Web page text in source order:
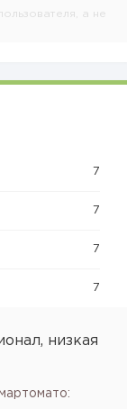
а не
7
7
7
7
низкая